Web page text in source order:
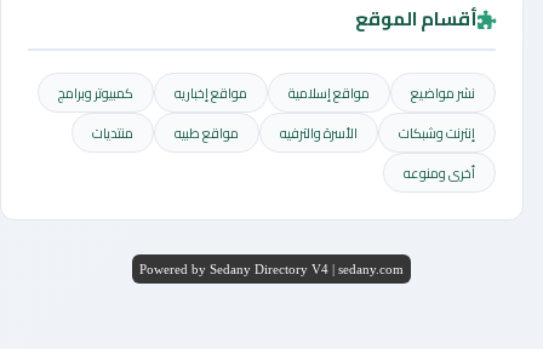
أقسام الموقع
نشر مواضيع مواقع إسلامية مواقع إخباريه
كمبيوتر وبرامج
إنترنت وشبكات
الأسرة والترفيه مواقع طبيه
منتديات
أخرى ومنوعه
Powered by Sedany Directory V4 | sedany.com